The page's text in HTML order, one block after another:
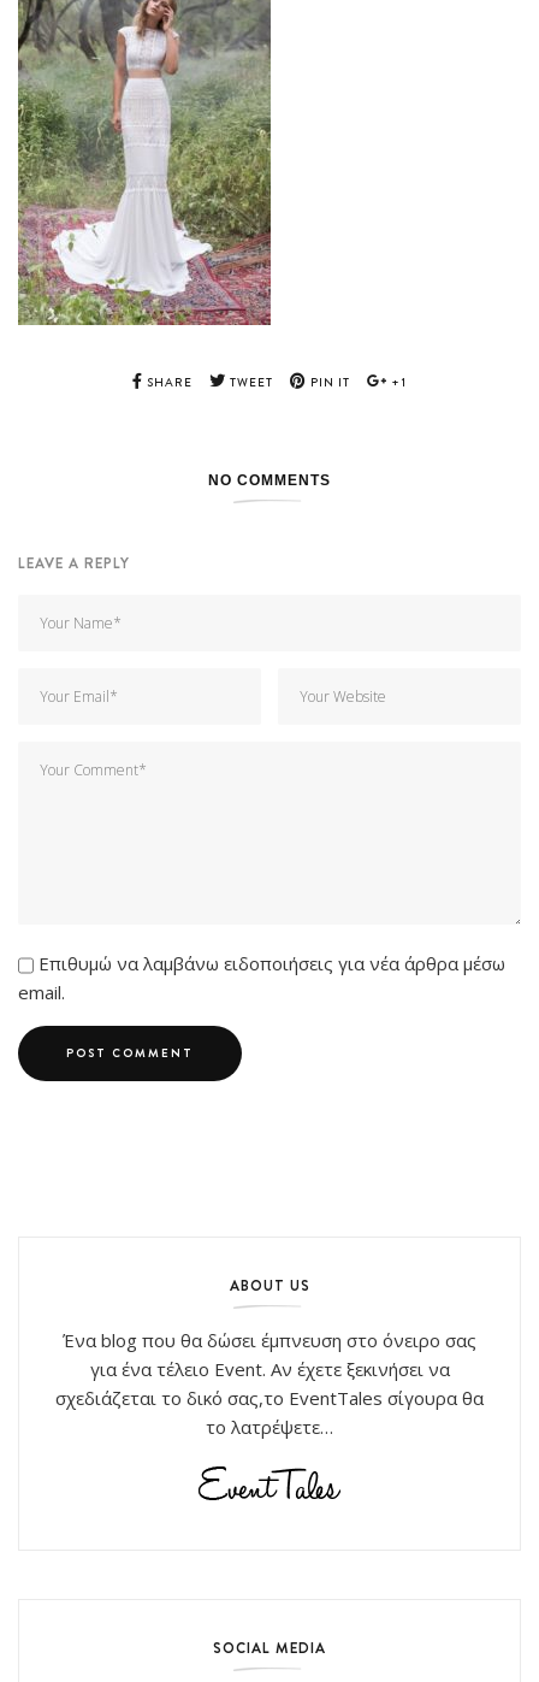
SHARE TWEET PIN IT +1
NO COMMENTS
LEAVE A REPLY
Επιθυμώ να λαμβάνω ειδοποιήσεις για νέα άρθρα μέσω
email.
ABOUT US
Ένα blog που θα δώσει έμπνευση στο όνειρο σας
για ένα τέλειο Event. Αν έχετε ξεκινήσει να
σχεδιάζεται το δικό σας,το EventTales σίγουρα θα
το λατρέψετε…
SOCIAL MEDIA